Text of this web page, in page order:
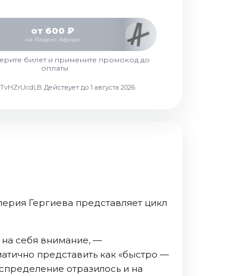
от 600 ₽
на Яндекс Афише
билет и примените промокод до
оплаты
Действует до 1 августа 2026
Гергиева представляет цикл
себя внимание, —
представить как «быстро —
отразилось и на